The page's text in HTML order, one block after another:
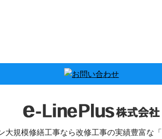
す。 今年は
す！ 天気が崩れるみた
いですね。 弊社では外
壁のタイルの補修工事
大規模修繕工事なら改修工事の実績豊富な